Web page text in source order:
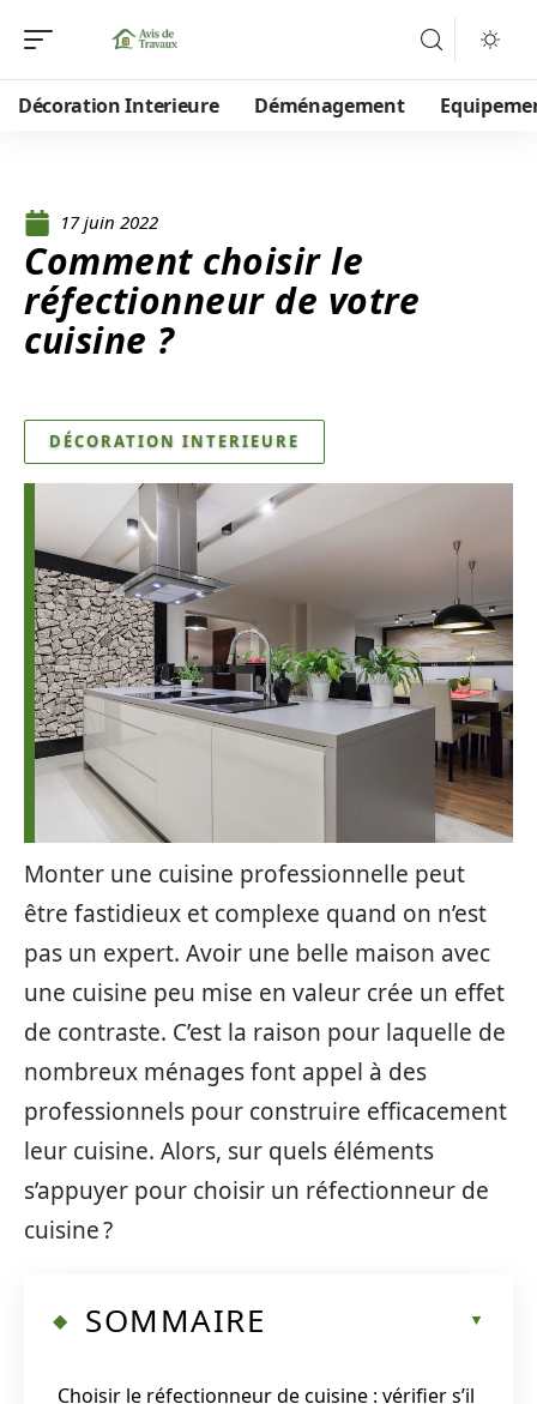
Décoration Interieure Déménagement
17 juin 2022
Comment choisir le
réfectionneur de votre
cuisine ?
DÉCORATION INTERIEURE
Monter une cuisine professionnelle peut
être fastidieux et complexe quand on n’est
pas un expert. Avoir une belle maison avec
une cuisine peu mise en valeur crée un effet
de contraste. C’est la raison pour laquelle de
nombreux ménages font appel à des
professionnels pour construire efficacement
leur cuisine. Alors, sur quels éléments
s’appuyer pour choisir un réfectionneur de
cuisine ?
SOMMAIRE
Choisir le réfectionneur de cuisine : vérifier s’il